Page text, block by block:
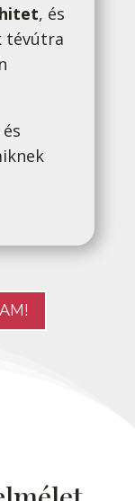
, és
tévútra